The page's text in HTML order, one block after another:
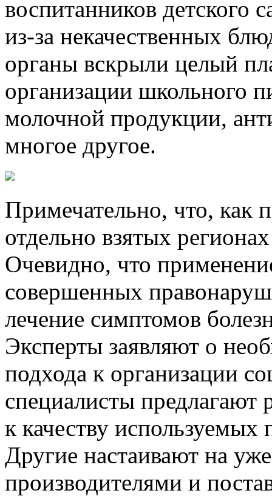
воспитанников детского
из-за некачественных
органы вскрыли целый
организации школьного
молочной продукции,
многое другое.
Примечательно, что, как
отдельно взятых
Очевидно, что
совершенных
лечение симптомов
Эксперты заявляют о
подхода к организации
специалисты предлагают
к качеству
Другие настаивают на
производителями и